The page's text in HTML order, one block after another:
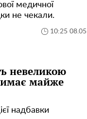
медичної
не чекали.
10:25 08.05
невеликою
майже
надбавки